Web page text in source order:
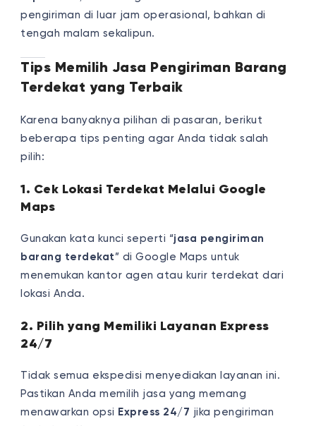
pengiriman di luar jam operasional, bahkan di
tengah malam sekalipun.
Tips Memilih Jasa Pengiriman Barang
Terdekat yang Terbaik
Karena banyaknya pilihan di pasaran, berikut
beberapa tips penting agar Anda tidak salah
pilih:
1. Cek Lokasi Terdekat Melalui Google
Maps
Gunakan kata kunci seperti “jasa pengiriman
barang terdekat ” di Google Maps untuk
menemukan kantor agen atau kurir terdekat dari
lokasi Anda.
2. Pilih yang Memiliki Layanan Express
24/7
Tidak semua ekspedisi menyediakan layanan ini.
Pastikan Anda memilih jasa yang memang
menawarkan opsi Express 24/7 jika pengiriman